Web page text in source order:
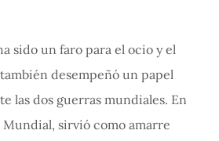
sido un faro para el ocio y el
desempeñó un papel
las dos guerras mundiales. En
sirvió como amarre